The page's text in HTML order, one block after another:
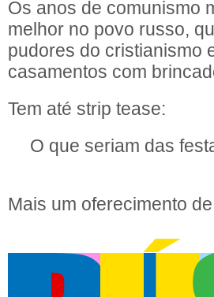
Os anos de comunismo
melhor no povo russo,
pudores do cristianismo
casamentos com
Tem até strip tease:
O que seriam das
Mais um oferecimento